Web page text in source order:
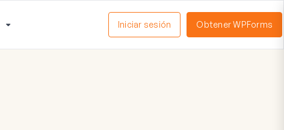
menú
Iniciar sesión Obtener WPForms